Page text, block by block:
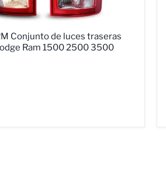
Conjunto de luces traseras
Ram 1500 2500 3500